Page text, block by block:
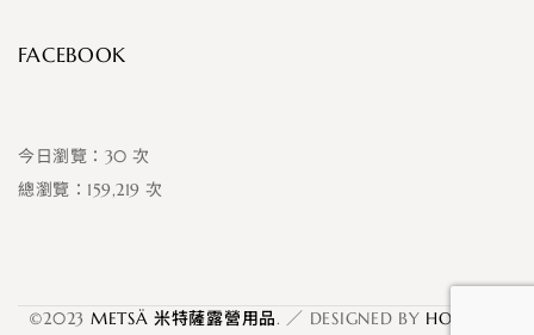
FACEBOOK
30
159,219
©2023 METSÄ 米特薩露營用品. ／ DESIGNED BY HOWMAI